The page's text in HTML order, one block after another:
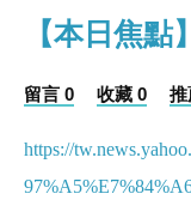
【本日焦點】
留言 0 收藏 0 推
https://